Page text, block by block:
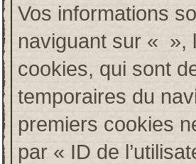
Vos informations
naviguant sur « »,
cookies, qui sont
temporaires du
premiers cookies
par « ID de